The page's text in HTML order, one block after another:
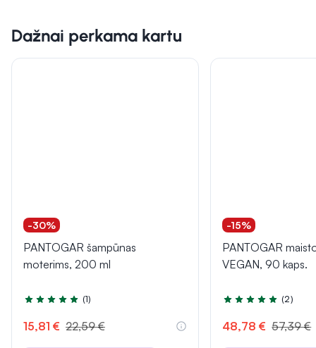
Dažnai perkama kartu
-30%
PANTOGAR šampūnas
moterims, 200 ml
Įvertinimas 5.0 iš 5
(1)
15,81 € 22,59 €
-15%
PANTOGAR
VEGAN, 90 kaps.
Įvertinimas 5.0 iš 5
(2)
48,78 € 57,39 €